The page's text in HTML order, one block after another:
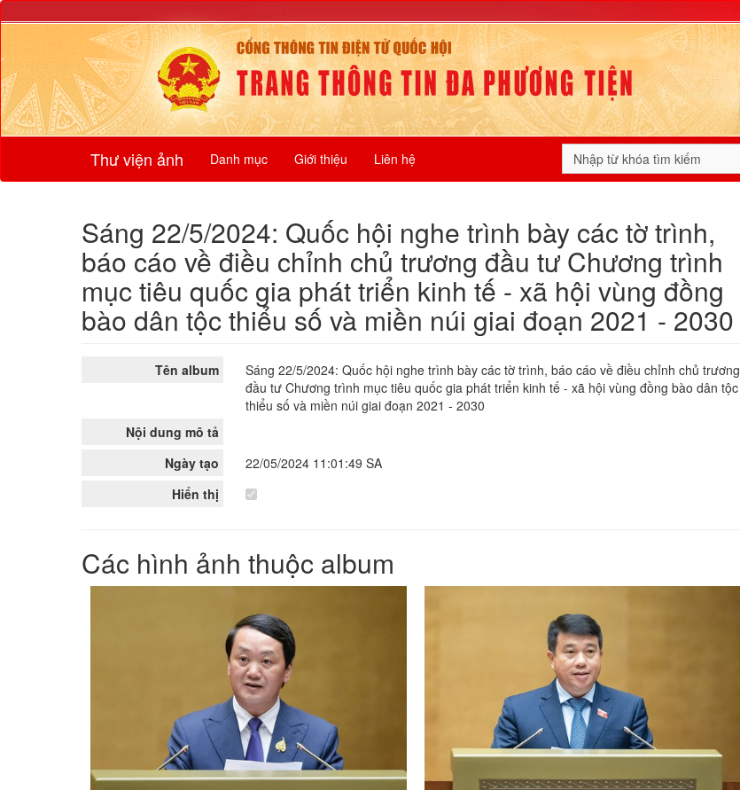
Thư viện ảnh Danh mục Giới thiệu Liên hệ
Sáng 22/5/2024: Quốc hội nghe trình bày các tờ trình,
báo cáo về điều chỉnh chủ trương đầu tư Chương trình
mục tiêu quốc gia phát triển kinh tế - xã hội vùng đồng
bào dân tộc thiểu số và miền núi giai đoạn 2021 - 2030
Tên album
Sáng 22/5/2024: Quốc hội nghe trình bày các tờ trình, báo cáo về điều chỉnh chủ trương
đầu tư Chương trình mục tiêu quốc gia phát triển kinh tế - xã hội vùng đồng bào dân tộc
thiểu số và miền núi giai đoạn 2021 - 2030
Nội dung mô tả
Ngày tạo
22/05/2024 11:01:49 SA
Hiển thị
Các hình ảnh thuộc album